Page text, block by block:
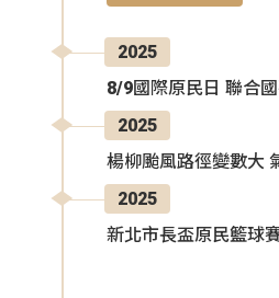
2025
8/9國際原民日 聯合
2025
楊柳颱風路徑變數大
2025
新北市長盃原民籃球